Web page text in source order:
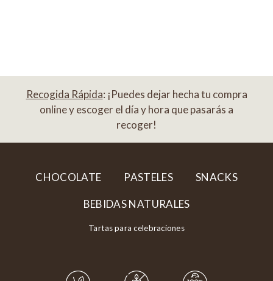
Recogida Rápida: ¡Puedes dejar hecha tu compra
online y escoger el día y hora que pasarás a
recoger!
CHOCOLATE PASTELES SNACKS
BEBIDAS NATURALES
Tartas para celebraciones